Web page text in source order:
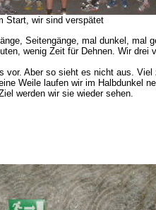
wir sind verspätet
Seitengänge, mal dunkel, mal
wenig Zeit für Dehnen. Wir drei
Aber so sieht es nicht aus.
Weile laufen wir im Halbdunkel
werden wir sie wieder sehen.